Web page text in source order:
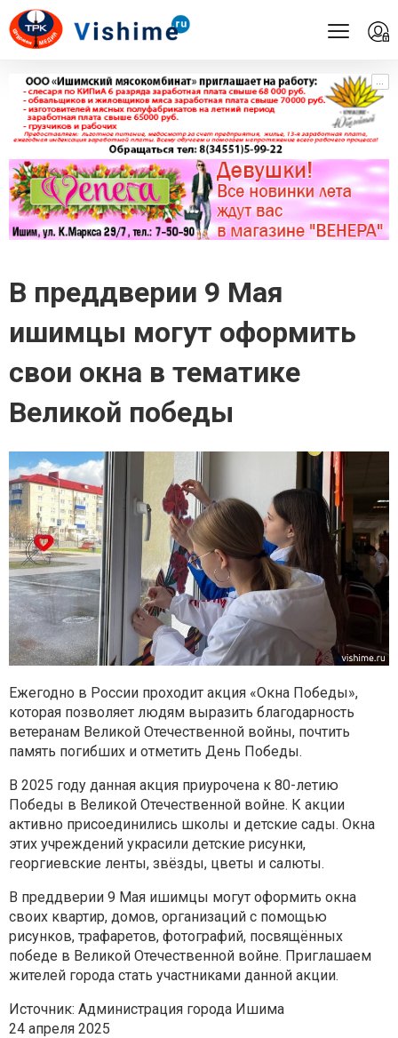
...
...
В преддверии 9 Мая
ишимцы могут оформить
свои окна в тематике
Великой победы
Ежегодно в России проходит акция «Окна Победы»,
которая позволяет людям выразить благодарность
ветеранам Великой Отечественной войны, почтить
память погибших и отметить День Победы.
В 2025 году данная акция приурочена к 80-летию
Победы в Великой Отечественной войне. К акции
активно присоединились школы и детские сады. Окна
этих учреждений украсили детские рисунки,
георгиевские ленты, звёзды, цветы и салюты.
В преддверии 9 Мая ишимцы могут оформить окна
своих квартир, домов, организаций с помощью
рисунков, трафаретов, фотографий, посвящённых
победе в Великой Отечественной войне. Приглашаем
жителей города стать участниками данной акции.
Источник: Администрация города Ишима
24 апреля 2025